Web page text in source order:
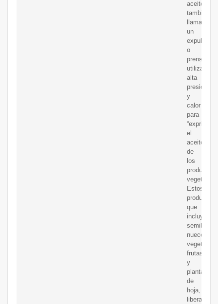
aceite,
también
llamado
un
expulsor
o
prensa,
utiliza
alta
presión
y
calor
para
“exprimir”
el
aceite
de
los
productos
vegetales..
Estos
productos,
que
incluyen
semillas,
nueces,
vegetales,
frutas
y
plantas
de
hoja,
liberan